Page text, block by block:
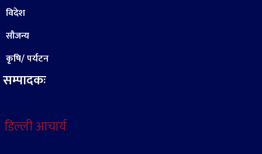
विदेश
सौजन्य
कृषि/ पर्यटन
सम्पादकः
डिल्ली आचार्य